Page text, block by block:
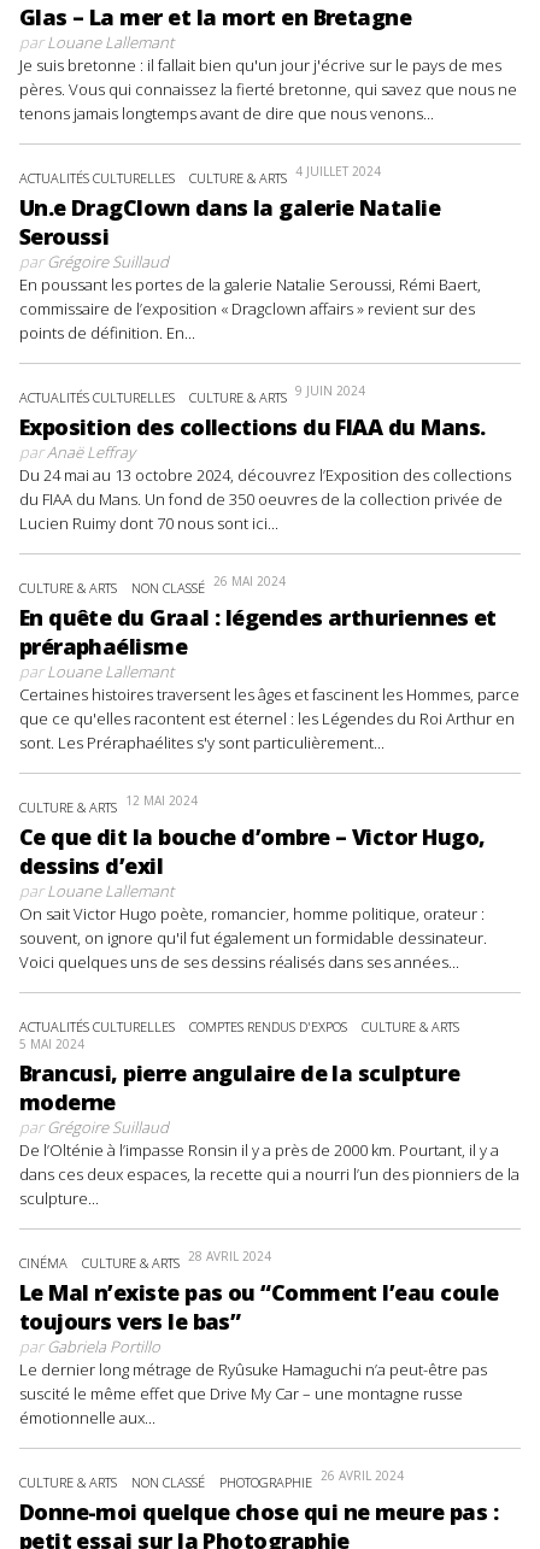
Glas – La mer et la mort en Bretagne
parLouane Lallemant
Je suis bretonne : il fallait bien qu'un jour j'écrive sur le pays de mes
pères. Vous qui connaissez la fierté bretonne, qui savez que nous ne
tenons jamais longtemps avant de dire que nous venons...
ACTUALITÉS CULTURELLES CULTURE & ARTS 4 JUILLET 2024
Un.e DragClown dans la galerie Natalie
Seroussi
parGrégoire Suillaud
En poussant les portes de la galerie Natalie Seroussi, Rémi Baert,
commissaire de l’exposition « Dragclown affairs » revient sur des
points de définition. En...
ACTUALITÉS CULTURELLES CULTURE & ARTS 9 JUIN 2024
Exposition des collections du FIAA du Mans.
parAnaë Leffray
Du 24 mai au 13 octobre 2024, découvrez l’Exposition des collections
du FIAA du Mans. Un fond de 350 oeuvres de la collection privée de
Lucien Ruimy dont 70 nous sont ici...
CULTURE & ARTS NON CLASSÉ 26 MAI 2024
En quête du Graal : légendes arthuriennes et
préraphaélisme
parLouane Lallemant
Certaines histoires traversent les âges et fascinent les Hommes, parce
que ce qu'elles racontent est éternel : les Légendes du Roi Arthur en
sont. Les Préraphaélites s'y sont particulièrement...
CULTURE & ARTS 12 MAI 2024
Ce que dit la bouche d’ombre – Victor Hugo,
dessins d’exil
parLouane Lallemant
On sait Victor Hugo poète, romancier, homme politique, orateur :
souvent, on ignore qu'il fut également un formidable dessinateur.
Voici quelques uns de ses dessins réalisés dans ses années...
ACTUALITÉS CULTURELLES COMPTES RENDUS D'EXPOS CULTURE & ARTS
5 MAI 2024
Brancusi, pierre angulaire de la sculpture
moderne
parGrégoire Suillaud
De l’Olténie à l’impasse Ronsin il y a près de 2000 km. Pourtant, il y a
dans ces deux espaces, la recette qui a nourri l’un des pionniers de la
sculpture...
CINÉMA CULTURE & ARTS 28 AVRIL 2024
Le Mal n’existe pas ou “Comment l’eau coule
toujours vers le bas”
parGabriela Portillo
Le dernier long métrage de Ryûsuke Hamaguchi n’a peut-être pas
suscité le même effet que Drive My Car – une montagne russe
émotionnelle aux...
CULTURE & ARTS NON CLASSÉ PHOTOGRAPHIE 26 AVRIL 2024
Donne-moi quelque chose qui ne meure pas :
petit essai sur la Photographie